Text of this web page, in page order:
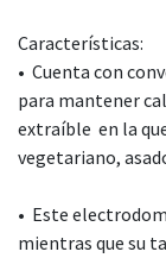
Características:
• Cuenta con
para mantener
extraíble en la
vegetariano,
• Este
mientras que su